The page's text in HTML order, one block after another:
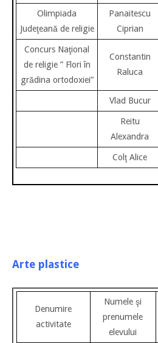
Olimpiada
Judeţeană de religie
Panaitescu
Ciprian
Concurs Naţional
de religie ” Flori în
grădina ortodoxiei”
Constantin
Raluca
Vlad Bucur
Reitu
Alexandra
Colţ Alice
Arte plastice
Denumire
activitate
Numele şi
prenumele
elevului